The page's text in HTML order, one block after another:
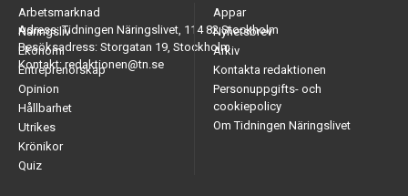
Adress: Tidningen Näringslivet, 114 82 Stockholm
Besöksadress: Storgatan 19, Stockholm
Kontakt: redaktionen@tn.se
Arbetsmarknad
Näringsliv
Ekonomi
Entreprenörskap
Opinion
Hållbarhet
Utrikes
Krönikor
Quiz
Appar
Nyhetsbrev
Arkiv
Kontakta redaktionen
Personuppgifts- och
cookiepolicy
Om Tidningen Näringslivet